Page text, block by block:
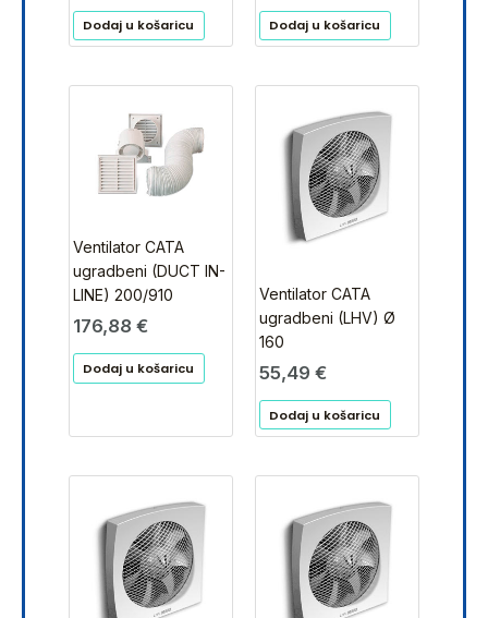
Dodaj u košaricu Dodaj u košaricu
Ventilator CATA
ugradbeni (DUCT IN-
LINE) 200/910
176,88 €
Dodaj u košaricu
Ventilator CATA
ugradbeni (LHV) Ø
160
55,49 €
Dodaj u košaricu